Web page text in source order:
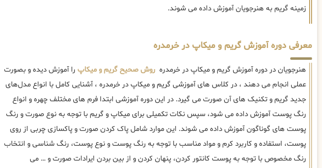
زمینه گریم به هنرجویان آموزش داده می شوند.
معرفی دوره آموزش گریم و میکاپ در خرمدره
هنرجویان در دوره آموزش گریم و میکاپ در خرمدره روش صحیح گریم و میکاپ را آموزش دیده و بصورت
عملی انجام می دهند ، در کلاس های آموزشی گریم و میکاپ در خرمدره ، آشنایی کامل با انواع مدل‌های
جدید گریم و تکنیک های آن صورت می گیرد. در این دوره آموزشی ابتدا فرم های مختلف چهره و انواع
رنگ پوست آموزش داده می شود، سپس نکات تکمیلی برای میکاپ و گریم با توجه به نوع صورت و رنگ
پوست های گوناگون آموزش داده می شوند. این موارد شامل پاک کردن صورت و پاکسازی چربی از روی
پوست، استفاده و کاربرد کرم و مواد مناسب با توجه به رنگ پوست و نوع پوست، رنگ شناسی و انتخاب
رنگ مخصوص با توجه به پوست کانتور کردن، پنهان کردن و از بین بردن ایرادات صورت و … می